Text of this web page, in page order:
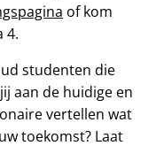
of kom
4.
studenten die
aan de huidige en
vertellen wat
toekomst? Laat